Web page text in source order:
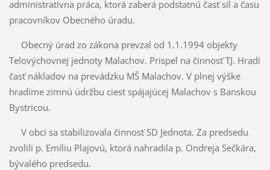
administratívna práca, ktorá zaberá podstatnú časť síl a času
pracovníkov Obecného úradu.
Obecný úrad zo zákona prevzal od 1.1.1994 objekty
Telovýchovnej jednoty Malachov. Prispel na činnosť TJ. Hradí
časť nákladov na prevádzku MŠ Malachov. V plnej výške
hradíme zimnú údržbu ciest spájajúcej Malachov s Banskou
Bystricou.
V obci sa stabilizovala činnosť SD Jednota. Za predsedu
zvolili p. Emíliu Plajovú, ktorá nahradila p. Ondreja Sečkára,
bývalého predsedu.